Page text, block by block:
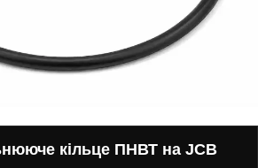
кільце ПНВТ на JCB